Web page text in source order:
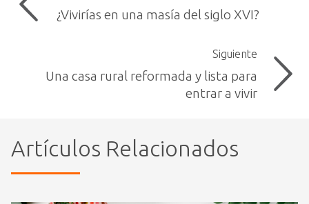
¿Vivirías en una masía del siglo XVI?
Siguiente
Una casa rural reformada y lista para
entrar a vivir
Artículos Relacionados